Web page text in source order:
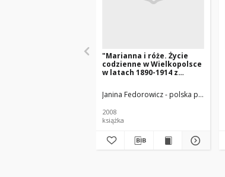
"Marianna i róże. Życie
codzienne w Wielkopolsce
w latach 1890-1914 z
Janina Fedorowicz - polska pisarka
2008
książka